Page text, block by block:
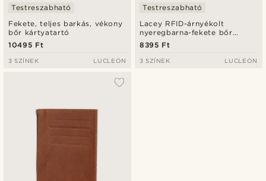
Fekete, teljes barkás, vékony
bőr kártyatartó
Testreszabható
10495 Ft
3 SZÍNEK LUCLEON
Lacey RFID-árnyékolt
nyeregbarna-fekete bőr
kártyatartó
Testreszabható
8395 Ft
3 SZÍNEK LUCLEON